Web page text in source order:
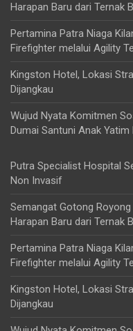
Harapan Baru dari Ternak
Pertamina Patra Niaga
Firefighter melalui Agility
Kingston Hotel, Lokasi
Dijangkau
Wujud Nyata Komitmen
Dumai Santuni Anak Yatim
Putra Specialist Hospital
Non Invasif
Semangat Gotong
Harapan Baru dari Ternak
Pertamina Patra Niaga
Firefighter melalui Agility
Kingston Hotel, Lokasi
Dijangkau